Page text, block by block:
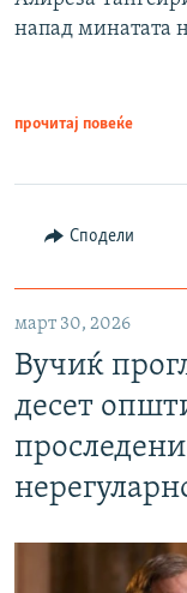
напад минатата
прочитај повеќе
Сподели
март 30, 2026
Вучиќ
десет